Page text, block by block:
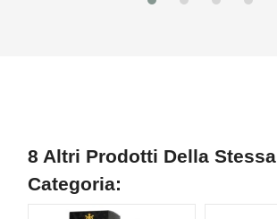
8 Altri Prodotti Della Stessa
Categoria: